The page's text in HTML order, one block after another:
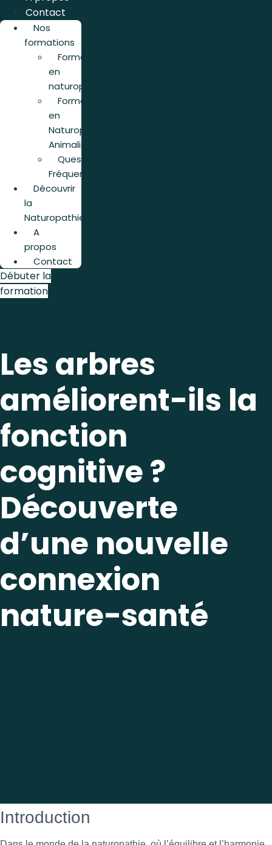
Contact
Nos
formations
Formation
en
naturopathie
Formation
en
Naturopathie
Animalière
Questions
Fréquentes
Découvrir
la
Naturopathie
A
propos
Contact
Débuter la
formation
Les arbres
améliorent-ils la
fonction
cognitive ?
Découverte
d’une nouvelle
connexion
nature-santé
Introduction